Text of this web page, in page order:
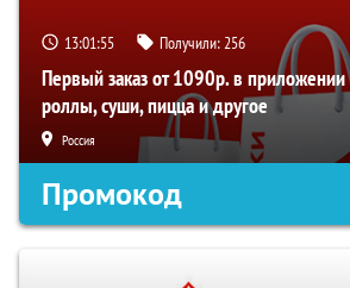
13:01:55 Получили:256
Первый заказ от 1090р. в
роллы, суши, пицца и другое
Россия
Промокод